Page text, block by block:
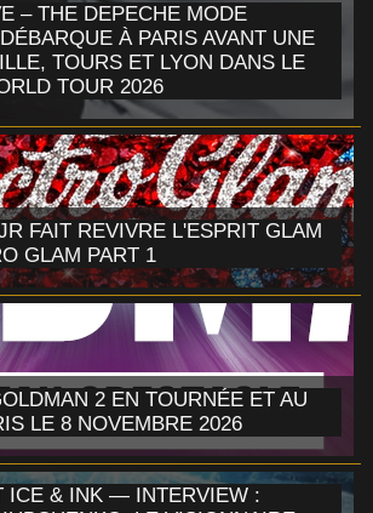
– THE DEPECHE MODE
À PARIS AVANT UNE
TOURS ET LYON DANS LE
TOUR 2026
FAIT REVIVRE L'ESPRIT GLAM
GLAM PART 1
2 EN TOURNÉE ET AU
LE 8 NOVEMBRE 2026
ICE & INK — INTERVIEW :